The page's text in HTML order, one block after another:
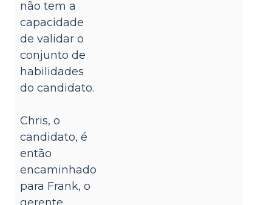
não tem a
capacidade
de validar o
conjunto de
habilidades
do candidato.
Chris, o
candidato, é
então
encaminhado
para Frank, o